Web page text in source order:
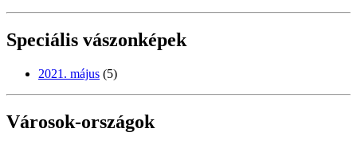
Speciális vászonképek
2021. május (5)
Városok-országok